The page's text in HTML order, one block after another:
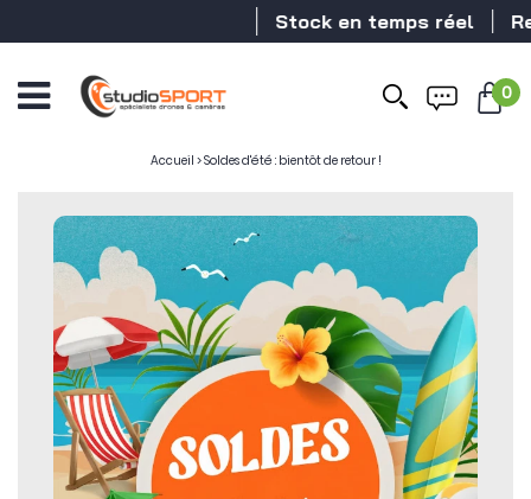
Stock en temps réel
0
Accueil >Soldes d'été : bientôt de retour !